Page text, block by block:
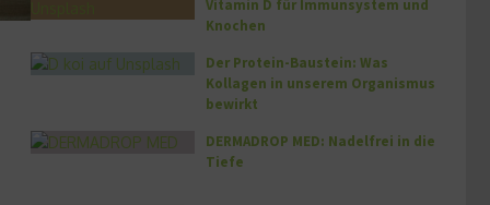
Vitamin D für Immunsystem und
Knochen
Der Protein-Baustein: Was
Kollagen in unserem Organismus
bewirkt
DERMADROP MED: Nadelfrei in die
Tiefe